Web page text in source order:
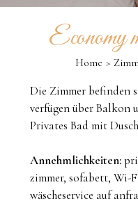
Economy
Home
Die Zimmer befinden
verfügen über Balkon
Privates Bad mit
Annehmlichkeiten:
zimmer, sofabett, Wi-
wäscheservice auf